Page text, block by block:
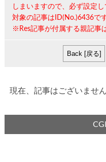
しまいますので、必ず設定
対象の記事は ID(No.)6436で
※Res記事が付属する親記事
現在、記事はございません